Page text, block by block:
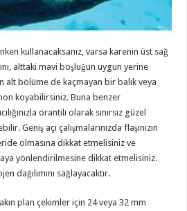
kullanacaksanız, varsa karenin üst sağ
alttaki mavi boşluğun uygun yerine
alt bölüme de kaçmayan bir balık veya
koyabilirsiniz. Buna benzer
orantılı olarak sınırsız güzel
Geniş açı çalışmalarınızda flaşınızın
olmasına dikkat etmelisiniz ve
yönlendirilmesine dikkat etmelisiniz.
dağılımını sağlayacaktır.
plan çekimler için 24 veya 32 mm